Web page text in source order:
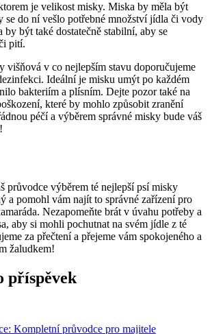
je velikost misky. Miska by měla být
se do ní vešlo potřebné množství jídla či vody
by být také dostatečně stabilní, aby se
pití.
višňová v co nejlepším stavu doporučujeme
Ideální je misku umýt po každém
bakteriím a plísním. Dejte pozor také na
které by mohlo způsobit zranění
péčí a výběrem správné misky bude váš
průvodce výběrem té nejlepší psí misky
a pomohl vám najít to správné zařízení pro
Nezapomeňte brát v úvahu potřeby a
aby si mohli pochutnat na svém jídle z té
za přečtení a přejeme vám spokojeného a
žaludkem!
příspěvek
Kompletní průvodce pro majitele